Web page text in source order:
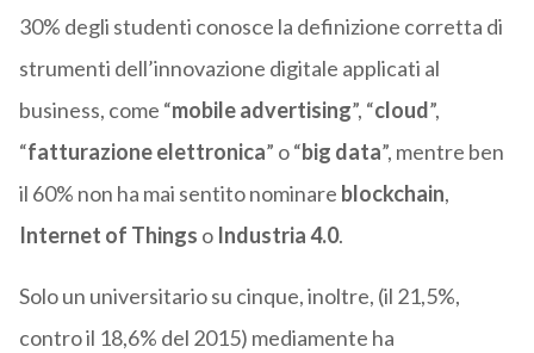
30% degli studenti conosce la definizione corretta di
strumenti dell’innovazione digitale applicati al
business, come “mobile advertising”, “cloud”,
“fatturazione elettronica” o “big data”, mentre ben
il 60% non ha mai sentito nominare blockchain,
Internet of Things o Industria 4.0.
Solo un universitario su cinque, inoltre, (il 21,5%,
contro il 18,6% del 2015) mediamente ha